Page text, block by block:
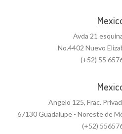
Avda 21
No.4402 Nuevo
(+52) 55
Angelo 125, Frac.
67130 Guadalupe - Noreste de
(+52)